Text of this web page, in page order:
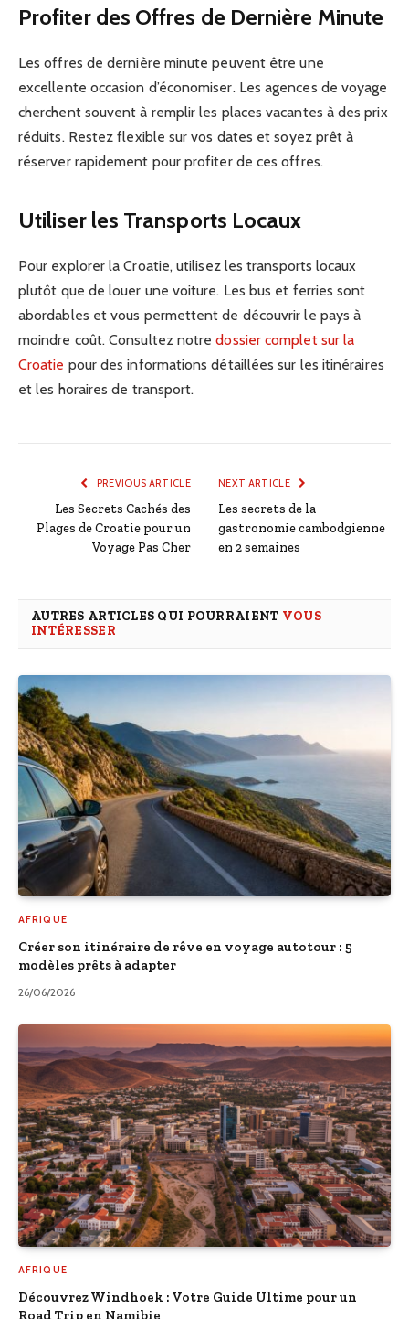
Profiter des Offres de Dernière Minute
Les offres de dernière minute peuvent être une
excellente occasion d’économiser. Les agences de voyage
cherchent souvent à remplir les places vacantes à des prix
réduits. Restez flexible sur vos dates et soyez prêt à
réserver rapidement pour profiter de ces offres.
Utiliser les Transports Locaux
Pour explorer la Croatie, utilisez les transports locaux
plutôt que de louer une voiture. Les bus et ferries sont
abordables et vous permettent de découvrir le pays à
moindre coût. Consultez notredossier complet sur la
Croatie pour des informations détaillées sur les itinéraires
et les horaires de transport.
PREVIOUS ARTICLE
Les Secrets Cachés des
Plages de Croatie pour un
Voyage Pas Cher
NEXT ARTICLE
Les secrets de la
gastronomie cambodgienne
en 2 semaines
AUTRES ARTICLES QUI POURRAIENT VOUS
INTÉRESSER
AFRIQUE
Créer son itinéraire de rêve en voyage autotour : 5
modèles prêts à adapter
26/06/2026
AFRIQUE
Découvrez Windhoek : Votre Guide Ultime pour un
Road Trip en Namibie